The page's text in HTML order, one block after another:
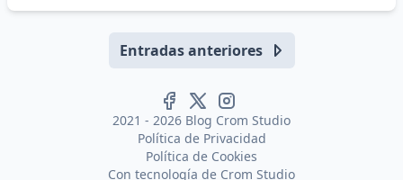
Entradas anteriores
2021 - 2026 Blog Crom Studio
Política de Privacidad
Política de Cookies
Con tecnología de Crom Studio